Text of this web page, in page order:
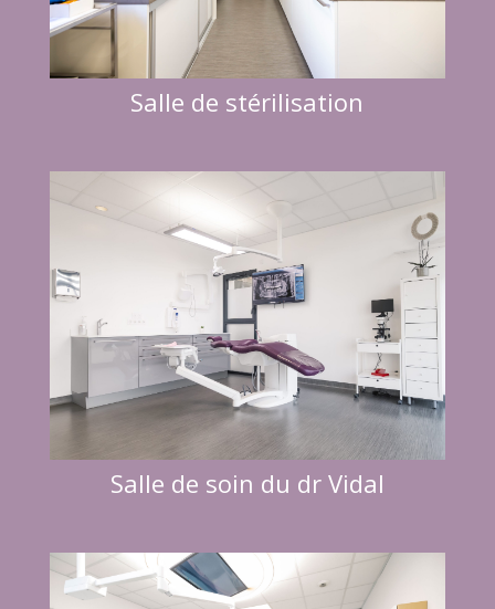
Salle de stérilisation
Salle de soin du dr Vidal